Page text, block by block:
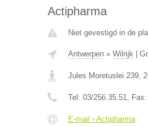
Actipharma
Niet gevestigd in de
Antwerpen» Wilrijk|
Jules Moretuslei 239,
Tel: 03/256.35.51, Fax:
E-mail › Actipharma